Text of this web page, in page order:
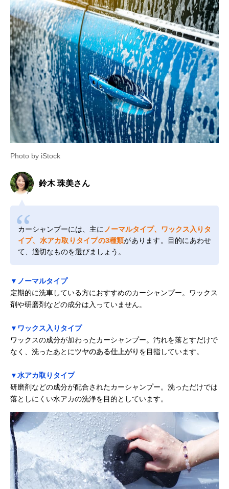
Photo by iStock
鈴木 珠美さん
カーシャンプーには、主に ノーマルタイプ、ワックス入りタ
イプ、水アカ取りタイプの3種類があります。目的にあわせ
て、適切なものを選びましょう。
▼ノーマルタイプ
定期的に洗車している方におすすめのカーシャンプー。ワックス
剤や研磨剤などの成分は入っていません。
▼ワックス入りタイプ
ワックスの成分が加わったカーシャンプー。汚れを落とすだけで
なく、洗ったあとにツヤのある仕上がり を目指しています。
▼水アカ取りタイプ
研磨剤などの成分が配合されたカーシャンプー。洗っただけでは
落としにくい水アカの洗浄を目的としています。